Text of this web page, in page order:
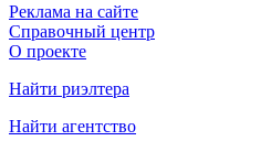
Реклама на сайте
Справочный центр
О проекте
Найти риэлтера
Найти агентство